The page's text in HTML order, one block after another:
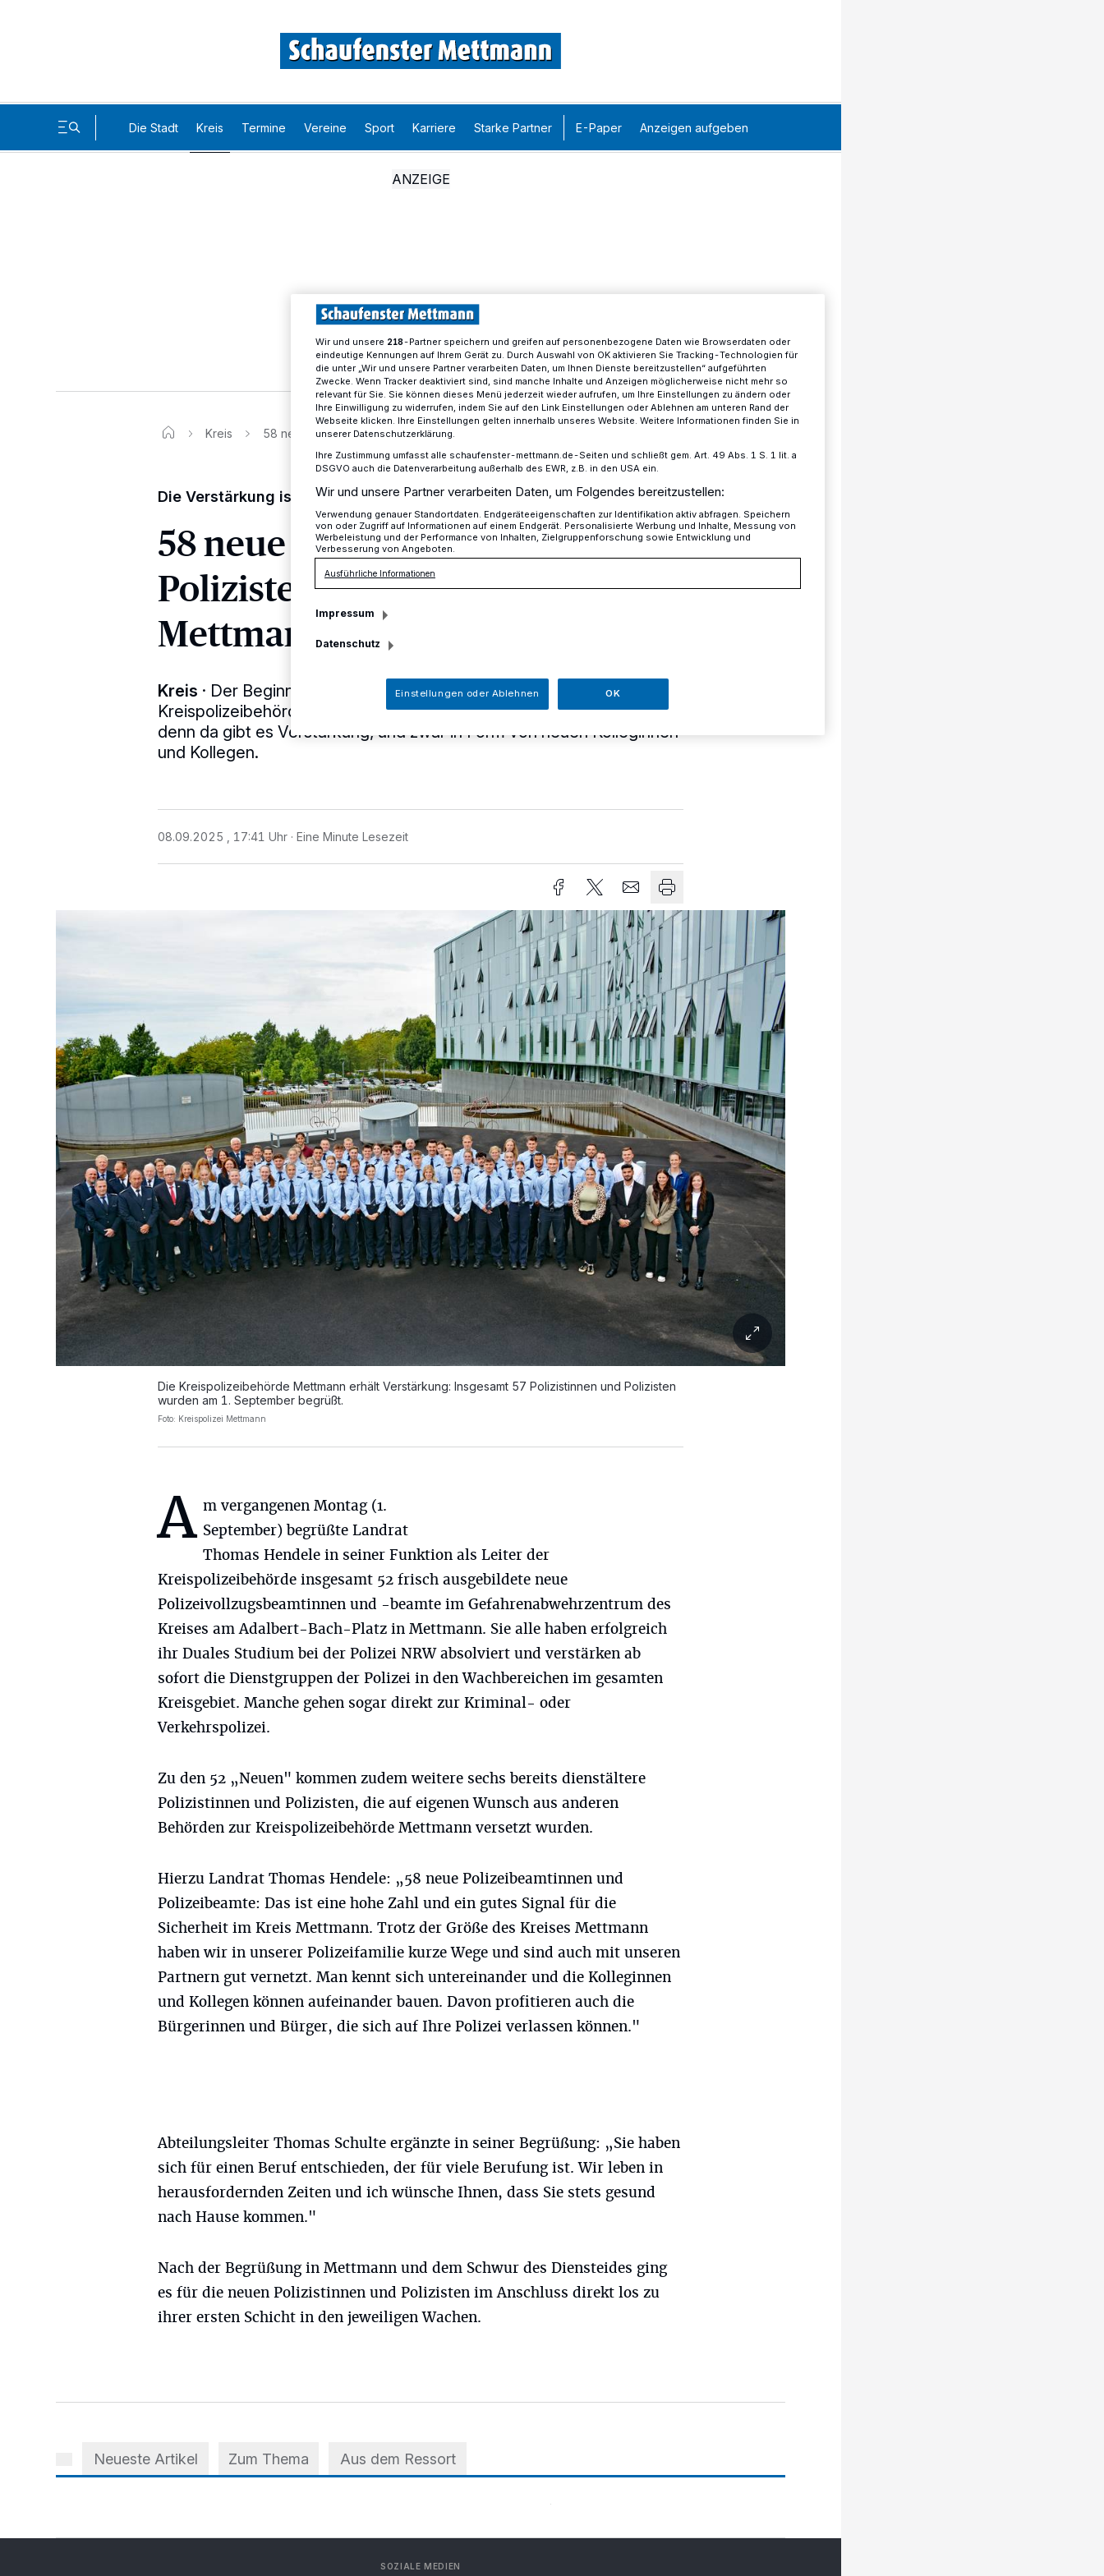
Die Stadt Kreis Termine Vereine Sport Karriere Starke Partner E-Paper Anzeigen aufgeben
Kreis 58 neue Polizistinnen und Polizisten für den Kreis Mettmann
Die Verstärkung ist da
58 neue Polizistinnen und
Polizisten für den Kreis
Mettmann
Kreis · Der Beginn des Monats September ist für die
Kreispolizeibehörde Mettmann immer eine ganz besondere Zeit -
denn da gibt es Verstärkung, und zwar in Form von neuen Kolleginnen
und Kollegen.
08.09.2025 , 17:41 Uhr Eine Minute Lesezeit
Die Kreispolizeibehörde Mettmann erhält Verstärkung: Insgesamt 57 Polizistinnen und Polizisten
wurden am 1. September begrüßt.
Foto: Kreispolizei Mettmann
A m vergangenen Montag (1.
September) begrüßte Landrat
Thomas Hendele in seiner Funktion als Leiter der
Kreispolizeibehörde insgesamt 52 frisch ausgebildete neue
Polizeivollzugsbeamtinnen und -beamte im Gefahrenabwehrzentrum des
Kreises am Adalbert-Bach-Platz in Mettmann. Sie alle haben erfolgreich
ihr Duales Studium bei der Polizei NRW absolviert und verstärken ab
sofort die Dienstgruppen der Polizei in den Wachbereichen im gesamten
Kreisgebiet. Manche gehen sogar direkt zur Kriminal- oder
Verkehrspolizei.
Zu den 52 „Neuen" kommen zudem weitere sechs bereits dienstältere
Polizistinnen und Polizisten, die auf eigenen Wunsch aus anderen
Behörden zur Kreispolizeibehörde Mettmann versetzt wurden.
Hierzu Landrat Thomas Hendele: „58 neue Polizeibeamtinnen und
Polizeibeamte: Das ist eine hohe Zahl und ein gutes Signal für die
Sicherheit im Kreis Mettmann. Trotz der Größe des Kreises Mettmann
haben wir in unserer Polizeifamilie kurze Wege und sind auch mit unseren
Partnern gut vernetzt. Man kennt sich untereinander und die Kolleginnen
und Kollegen können aufeinander bauen. Davon profitieren auch die
Bürgerinnen und Bürger, die sich auf Ihre Polizei verlassen können."
Abteilungsleiter Thomas Schulte ergänzte in seiner Begrüßung: „Sie haben
sich für einen Beruf entschieden, der für viele Berufung ist. Wir leben in
herausfordernden Zeiten und ich wünsche Ihnen, dass Sie stets gesund
nach Hause kommen."
Nach der Begrüßung in Mettmann und dem Schwur des Diensteides ging
es für die neuen Polizistinnen und Polizisten im Anschluss direkt los zu
ihrer ersten Schicht in den jeweiligen Wachen.
Neueste Artikel Zum Thema Aus dem Ressort
SOZIALE MEDIEN
Wir und unsere 218-Partner speichern und greifen auf personenbezogene Daten wie Browserdaten oder
eindeutige Kennungen auf Ihrem Gerät zu. Durch Auswahl von OK aktivieren Sie Tracking-Technologien für
die unter „Wir und unsere Partner verarbeiten Daten, um Ihnen Dienste bereitzustellen“ aufgeführten
Zwecke. Wenn Tracker deaktiviert sind, sind manche Inhalte und Anzeigen möglicherweise nicht mehr so
relevant für Sie. Sie können dieses Menü jederzeit wieder aufrufen, um Ihre Einstellungen zu ändern oder
Ihre Einwilligung zu widerrufen, indem Sie auf den Link Einstellungen oder Ablehnen am unteren Rand der
Webseite klicken. Ihre Einstellungen gelten innerhalb unseres Website. Weitere Informationen finden Sie in
unserer Datenschutzerklärung.
Ihre Zustimmung umfasst alle schaufenster-mettmann.de-Seiten und schließt gem. Art. 49 Abs. 1 S. 1 lit. a
DSGVO auch die Datenverarbeitung außerhalb des EWR, z.B. in den USA ein.
Wir und unsere Partner verarbeiten Daten, um Folgendes bereitzustellen:
Verwendung genauer Standortdaten. Endgeräteeigenschaften zur Identifikation aktiv abfragen. Speichern
von oder Zugriff auf Informationen auf einem Endgerät. Personalisierte Werbung und Inhalte, Messung von
Werbeleistung und der Performance von Inhalten, Zielgruppenforschung sowie Entwicklung und
Verbesserung von Angeboten.
Ausführliche Informationen
Impressum
Datenschutz
Einstellungen oder Ablehnen OK